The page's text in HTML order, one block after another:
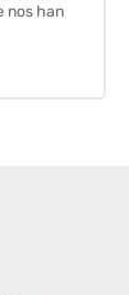
nos han